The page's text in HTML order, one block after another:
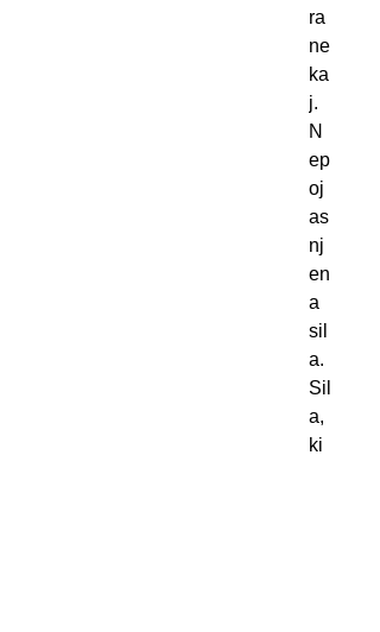
ra
ne
ka
j.
N
ep
oj
as
nj
en
a
sil
a.
Sil
a,
ki